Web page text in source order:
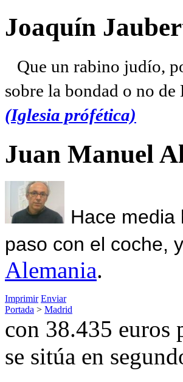
Joaquín
Que un rabino judío,
sobre la bondad o no
(Iglesia prófética)
Juan Manuel
Hace media
paso con el coche,
Alemania.
Imprimir Enviar
Portada > Madrid
con 38.435 euros
se sitúa en